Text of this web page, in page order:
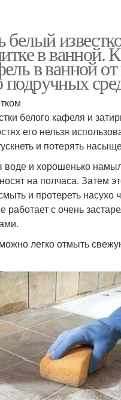
белый
в ванной.
в ванной от
белого кафеля и
его нельзя
и потерять
воде и хорошенько
на полчаса. Затем
и протереть насухо
работает с очень
легко отмыть